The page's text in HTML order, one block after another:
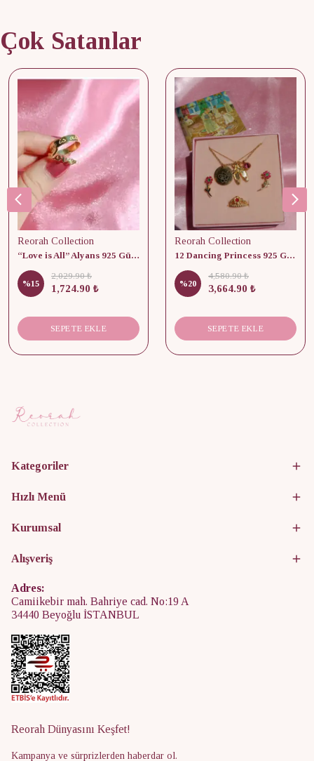
Çok Satanlar
Reorah Collection
“Love is All” Alyans 925 Gümüş - Medium Beden
%15
2,029.90 ₺
1,724.90 ₺
SEPETE EKLE
Reorah Collection
12 Dancing Princess 925 Gümüş/ Kolye, Küpe ve Yüzük Set
%20
4,580.90 ₺
3,664.90 ₺
SEPETE EKLE
Kategoriler
Hızlı Menü
Kurumsal
Alışveriş
Adres:
Camiikebir mah. Bahriye cad. No:19 A
34440 Beyoğlu İSTANBUL
Reorah Dünyasını Keşfet!
Kampanya ve sürprizlerden haberdar ol.